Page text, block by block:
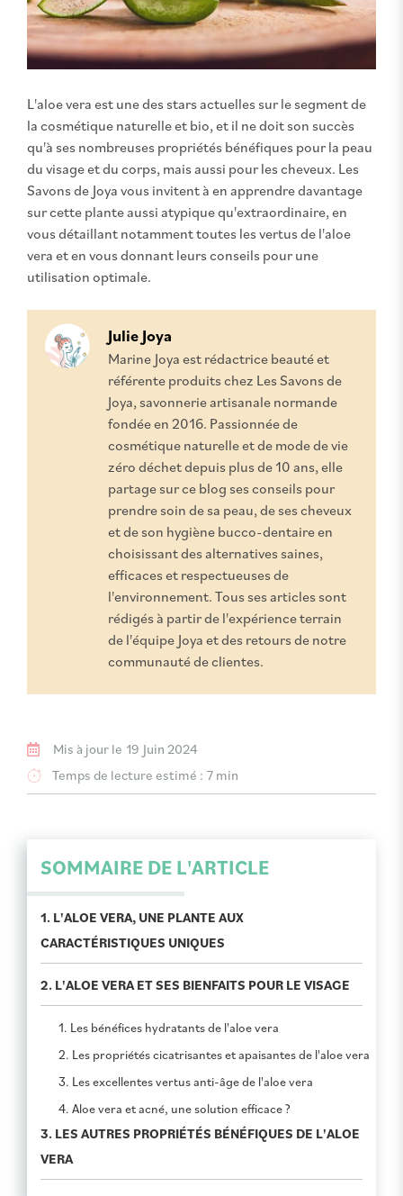
L'aloe vera est une des stars actuelles sur le segment de
la cosmétique naturelle et bio, et il ne doit son succès
qu'à ses nombreuses propriétés bénéfiques pour la peau
du visage et du corps, mais aussi pour les cheveux. Les
Savons de Joya vous invitent à en apprendre davantage
sur cette plante aussi atypique qu'extraordinaire, en
vous détaillant notamment toutes les vertus de l'aloe
vera et en vous donnant leurs conseils pour une
utilisation optimale.
Julie Joya
Marine Joya est rédactrice beauté et
référente produits chez Les Savons de
Joya, savonnerie artisanale normande
fondée en 2016. Passionnée de
cosmétique naturelle et de mode de vie
zéro déchet depuis plus de 10 ans, elle
partage sur ce blog ses conseils pour
prendre soin de sa peau, de ses cheveux
et de son hygiène bucco-dentaire en
choisissant des alternatives saines,
efficaces et respectueuses de
l'environnement. Tous ses articles sont
rédigés à partir de l'expérience terrain
de l'équipe Joya et des retours de notre
communauté de clientes.
Mis à jour le 19 Juin 2024
Temps de lecture estimé : 7 min
SOMMAIRE DE L'ARTICLE
1. L'ALOE VERA, UNE PLANTE AUX
CARACTÉRISTIQUES UNIQUES
2. L'ALOE VERA ET SES BIENFAITS POUR LE VISAGE
1. Les bénéfices hydratants de l'aloe vera
2. Les propriétés cicatrisantes et apaisantes de l'aloe vera
3. Les excellentes vertus anti-âge de l'aloe vera
4. Aloe vera et acné, une solution efficace ?
3. LES AUTRES PROPRIÉTÉS BÉNÉFIQUES DE L'ALOE
VERA